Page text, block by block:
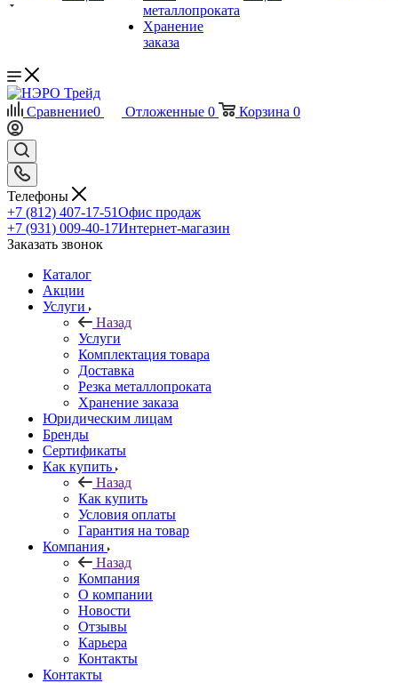
металлопроката
Хранение
заказа
Сравнение0 Отложенные 0 Корзина 0
Телефоны
+7 (812) 407-17-51Офис продаж
+7 (931) 009-40-17Интернет-магазин
Заказать звонок
Каталог
Акции
Услуги
Назад
Услуги
Комплектация товара
Доставка
Резка металлопроката
Хранение заказа
Юридическим лицам
Бренды
Сертификаты
Как купить
Назад
Как купить
Условия оплаты
Гарантия на товар
Компания
Назад
Компания
О компании
Новости
Отзывы
Карьера
Контакты
Контакты